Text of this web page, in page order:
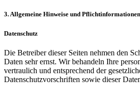
3. Allgemeine Hinweise und Pflichtinformationen
Datenschutz
Die Betreiber dieser Seiten nehmen den
Daten sehr ernst. Wir behandeln Ihre
vertraulich und entsprechend der
Datenschutzvorschriften sowie dieser